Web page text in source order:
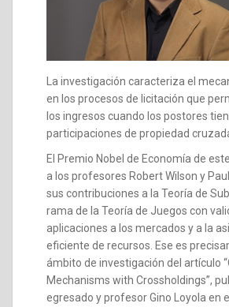
La investigación caracteriza el
en los procesos de licitación que
los ingresos cuando los postores
participaciones de propiedad
El Premio Nobel de Economía de
a los profesores Robert Wilson y
sus contribuciones a la Teoría de
rama de la Teoría de Juegos con
aplicaciones a los mercados y a la
eficiente de recursos. Ese es
ámbito de investigación del artículo
Mechanisms with Crossholdings”,
egresado y profesor Gino Loyola en